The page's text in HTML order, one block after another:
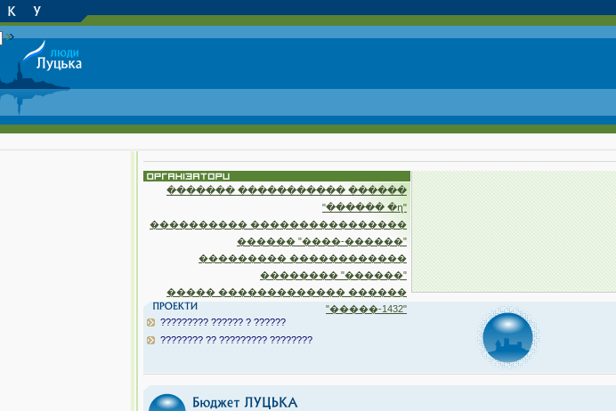
������� ����������� ������
"������ �ղ"
���������� ����������������
������ "����-������"
��������� ������������
�������� "������"
����� ������������� ������
"�����-1432"
????????? ?????? ? ??????
???????? ?? ????????? ????????